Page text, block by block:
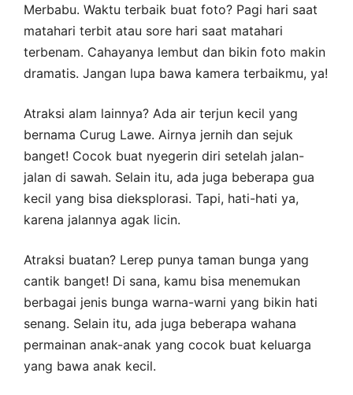
Merbabu. Waktu terbaik buat foto? Pagi hari saat
matahari terbit atau sore hari saat matahari
terbenam. Cahayanya lembut dan bikin foto makin
dramatis. Jangan lupa bawa kamera terbaikmu, ya!
Atraksi alam lainnya? Ada air terjun kecil yang
bernama Curug Lawe. Airnya jernih dan sejuk
banget! Cocok buat nyegerin diri setelah jalan-
jalan di sawah. Selain itu, ada juga beberapa gua
kecil yang bisa dieksplorasi. Tapi, hati-hati ya,
karena jalannya agak licin.
Atraksi buatan? Lerep punya taman bunga yang
cantik banget! Di sana, kamu bisa menemukan
berbagai jenis bunga warna-warni yang bikin hati
senang. Selain itu, ada juga beberapa wahana
permainan anak-anak yang cocok buat keluarga
yang bawa anak kecil.